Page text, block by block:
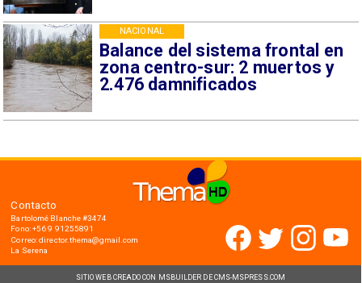
Balance del sistema frontal en
zona centro-sur: 2 muertos y
2.476 damnificados
NACIONAL
SITIO WEB CREADO CON MSBUILDER DE CMS-MSPRESS.COM
Contacto
Bartolomé Blanche #3474
Fono: +56 9 91255891
Correo: director.thema@gmail.com
La Serena